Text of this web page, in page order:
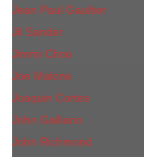
Jean Paul Gaultier
Jil Sander
Jimmi Choo
Jое Malоnе
Joaquin Cortes
John Galliano
John Richmond